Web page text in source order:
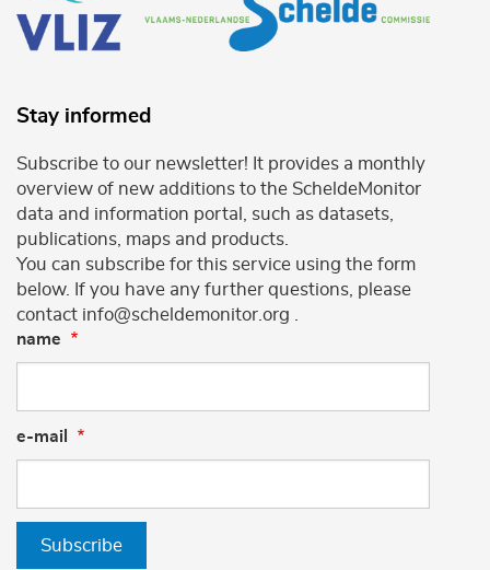
Stay informed
Subscribe to our newsletter! It provides a monthly
overview of new additions to the ScheldeMonitor
data and information portal, such as datasets,
publications, maps and products.
You can subscribe for this service using the form
below. If you have any further questions, please
contact info@scheldemonitor.org .
name
e-mail
Subscribe